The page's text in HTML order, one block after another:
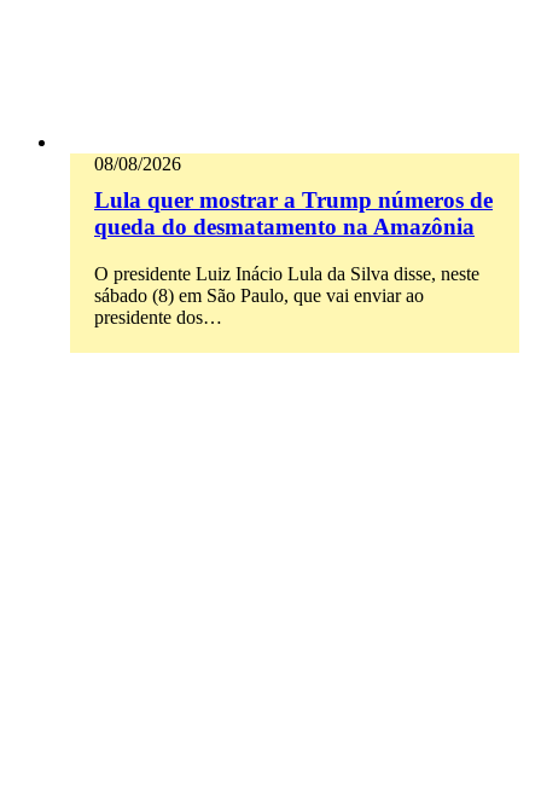
08/08/2026
Lula quer mostrar a Trump números de
queda do desmatamento na Amazônia
O presidente Luiz Inácio Lula da Silva disse, neste
sábado (8) em São Paulo, que vai enviar ao
presidente dos…